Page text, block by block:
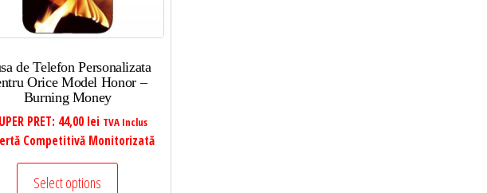
de Telefon Personalizata
Orice Model Honor –
Burning Money
PRET: 44,00 lei TVA Inclus
Competitivă Monitorizată
Select options